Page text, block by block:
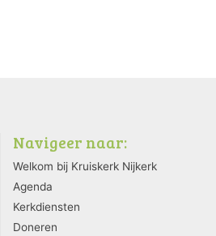
Navigeer naar:
Welkom bij Kruiskerk Nijkerk
Agenda
Kerkdiensten
Doneren